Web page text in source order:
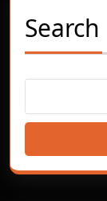
Search